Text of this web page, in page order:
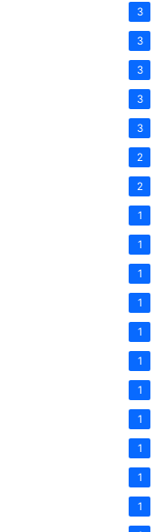
3
3
3
3
3
2
2
1
1
1
1
1
1
1
1
1
1
1